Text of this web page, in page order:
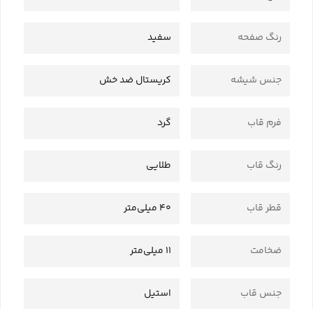
رنگ صفحه سفید
جنس شیشه کریستال ضد خش
فرم قاب گرد
رنگ قاب طلایی
قطر قاب 40 میلی‌متر
ضخامت 11 میلی‌متر
جنس قاب استیل